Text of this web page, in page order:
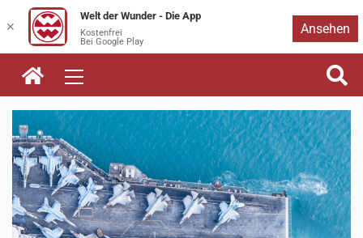
Zum
Inhalt
springen
✕
Welt der Wunder - Die App
Kostenfrei
Bei Google Play
Ansehen